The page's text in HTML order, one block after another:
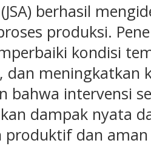
berhasil
produksi.
kondisi
dan meningkatkan
bahwa intervensi
dampak nyata
produktif dan